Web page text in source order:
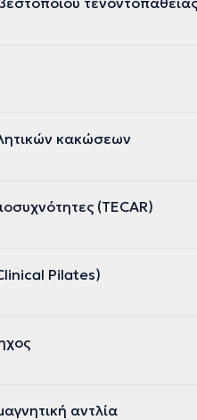
κακώσεων
(TECAR)
Pilates)
αντλία